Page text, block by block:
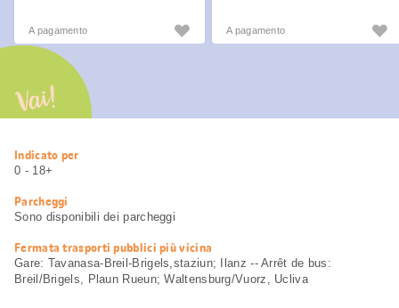
A pagamento A pagamento
Vai!
Informazioni
utili
Indicato per
0 - 18+
Parcheggi
Sono disponibili dei parcheggi
Fermata trasporti pubblici più vicina
Gare: Tavanasa-Breil-Brigels,staziun; Ilanz -- Arrêt de bus:
Breil/Brigels, Plaun Rueun; Waltensburg/Vuorz, Ucliva